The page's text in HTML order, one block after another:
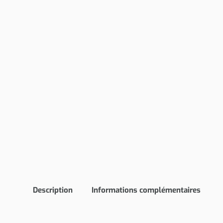
Description Informations complémentaires